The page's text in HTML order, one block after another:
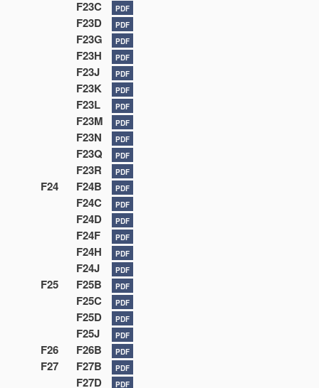
F23C PDF
F23D PDF
F23G PDF
F23H PDF
F23J PDF
F23K PDF
F23L PDF
F23M PDF
F23N PDF
F23Q PDF
F23R PDF
F24 F24B PDF
F24C PDF
F24D PDF
F24F PDF
F24H PDF
F24J PDF
F25 F25B PDF
F25C PDF
F25D PDF
F25J PDF
F26 F26B PDF
F27 F27B PDF
F27D PDF